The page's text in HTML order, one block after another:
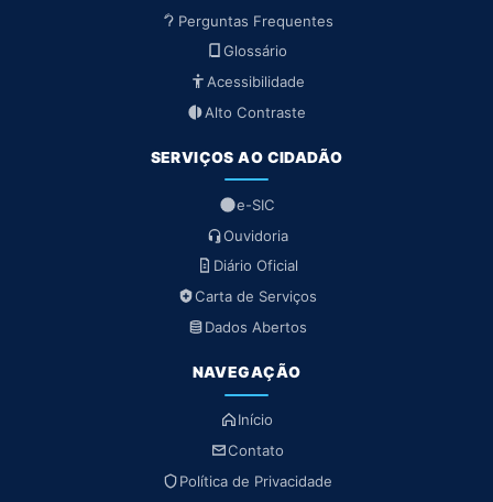
Perguntas Frequentes
Glossário
Acessibilidade
Alto Contraste
SERVIÇOS AO CIDADÃO
e-SIC
Ouvidoria
Diário Oficial
Carta de Serviços
Dados Abertos
NAVEGAÇÃO
Início
Contato
Política de Privacidade